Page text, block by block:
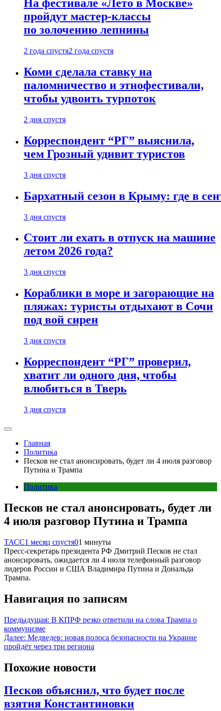
На фестивале «Лето в Москве»
пройдут мастер-классы
по золочению лепнины
2 года спустя2 года спустя
Коми сделала ставку на
паломничество и этнофестивали,
чтобы удвоить турпоток
2 дня спустя
Корреспондент “РГ” выяснила,
чем Грозный удивит туристов
3 дня спустя
Бархатный сезон в Крыму: где в
3 дня спустя
Стоит ли ехать в отпуск на машине
летом 2026 года?
3 дня спустя
Кораблики в море и загорающие на
пляжах: туристы отдыхают в Сочи
под вой сирен
3 дня спустя
Корреспондент “РГ” проверил,
хватит ли одного дня, чтобы
влюбиться в Тверь
3 дня спустя
Главная
Политика
Песков не стал анонсировать, будет ли 4 июля разговор
Путина и Трампа
Политика
Песков не стал анонсировать, будет ли
4 июля разговор Путина и Трампа
ТАСС1 месяц спустя01 минуты
Пресс-секретарь президента РФ Дмитрий Песков не стал
анонсировать, ожидается ли 4 июля телефонный разговор
лидеров России и США Владимира Путина и Дональда
Трампа.
Навигация по записям
Предыдущая: В КПРФ резко ответили на слова Трампа о
коммунизме
Далее: Медведев: новая полоса безопасности на Украине
пройдёт через три региона
Похожие новости
Песков объяснил, что будет после
взятия Константиновки